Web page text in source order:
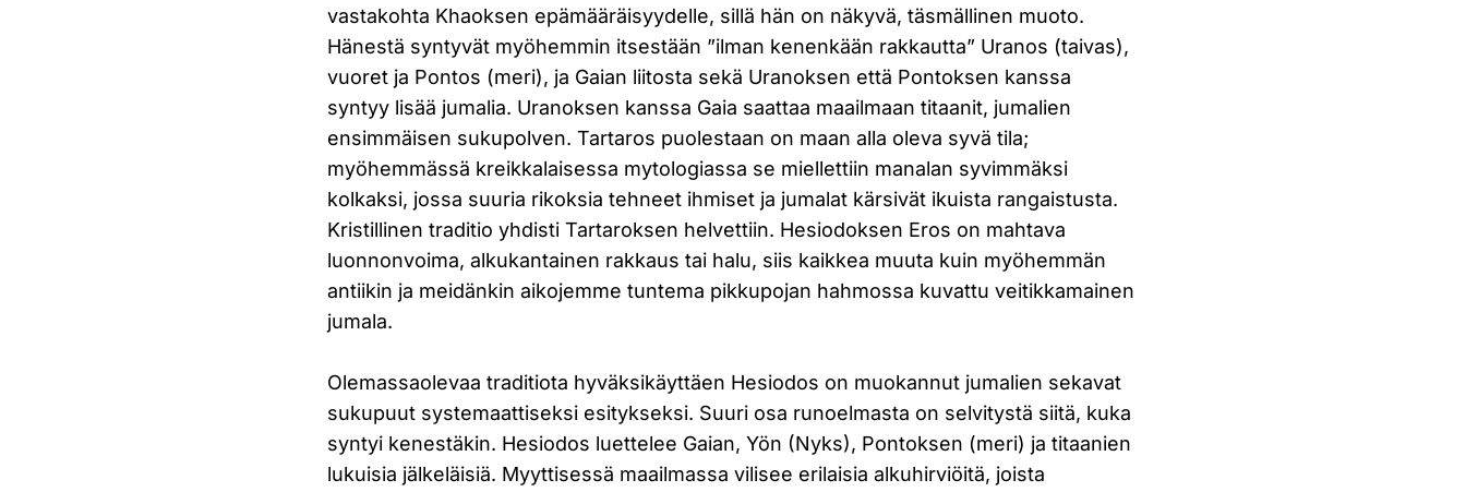
vastakohta Khaoksen epämääräisyydelle, sillä hän on näkyvä, täsmällinen muoto.
Hänestä syntyvät myöhemmin itsestään ”ilman kenenkään rakkautta” Uranos (taivas),
vuoret ja Pontos (meri), ja Gaian liitosta sekä Uranoksen että Pontoksen kanssa
syntyy lisää jumalia. Uranoksen kanssa Gaia saattaa maailmaan titaanit, jumalien
ensimmäisen sukupolven. Tartaros puolestaan on maan alla oleva syvä tila;
myöhemmässä kreikkalaisessa mytologiassa se miellettiin manalan syvimmäksi
kolkaksi, jossa suuria rikoksia tehneet ihmiset ja jumalat kärsivät ikuista rangaistusta.
Kristillinen traditio yhdisti Tartaroksen helvettiin. Hesiodoksen Eros on mahtava
luonnonvoima, alkukantainen rakkaus tai halu, siis kaikkea muuta kuin myöhemmän
antiikin ja meidänkin aikojemme tuntema pikkupojan hahmossa kuvattu veitikkamainen
jumala.
Olemassaolevaa traditiota hyväksikäyttäen Hesiodos on muokannut jumalien sekavat
sukupuut systemaattiseksi esitykseksi. Suuri osa runoelmasta on selvitystä siitä, kuka
syntyi kenestäkin. Hesiodos luettelee Gaian, Yön (Nyks), Pontoksen (meri) ja titaanien
lukuisia jälkeläisiä. Myyttisessä maailmassa vilisee erilaisia alkuhirviöitä, joista